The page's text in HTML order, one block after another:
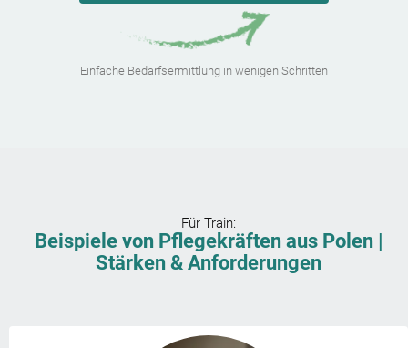
Einfache Bedarfsermittlung in wenigen Schritten
Für Train:
Beispiele von Pflegekräften aus Polen |
Stärken & Anforderungen